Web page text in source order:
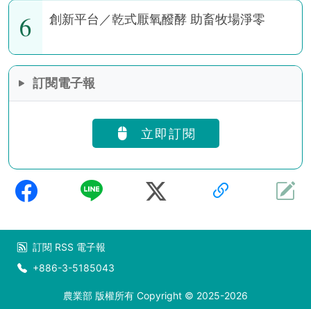
6 創新平台／乾式厭氧醱酵 助畜牧場淨零
訂閱電子報
立即訂閱
訂閱 RSS 電子報
+886-3-5185043
農業部 版權所有 Copyright © 2025-2026